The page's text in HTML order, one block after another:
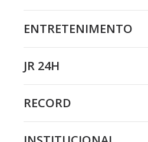
ENTRETENIMENTO
JR 24H
RECORD